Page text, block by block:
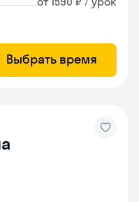
Выбрать время